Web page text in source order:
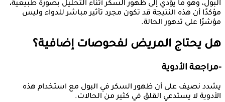
البول، وهو ما يؤدي إلى ظهور السكر أثناء التحليل بصورة طبيعية،
مؤكدًا أن هذه النتيجة قد تكون مجرد تأثير مباشر للدواء وليس
مؤشرًا على تدهور الحالة.
هل يحتاج المريض لفحوصات إضافية؟
-مراجعة الأدوية
يشدد نصيف على أن ظهور السكر في البول مع استخدام هذه
الأدوية لا يستدعي القلق في كثير من الحالات.